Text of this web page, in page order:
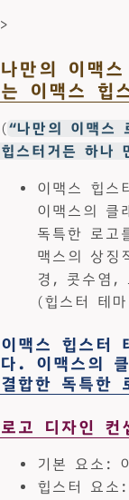
>
나만의 이맥
는 이맥스 힙
(“나만의 이맥스
힙스터거든 하나
이맥스 힙스
이맥스의 클
독특한 로고
맥스의 상징
경, 콧수염,
(힙스터 테
이맥스 힙스터
다. 이맥스의
결합한 독특한
로고 디자인 컨
기본 요소:
힙스터 요